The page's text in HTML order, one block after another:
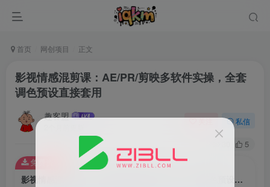
首页 网创项目 正文
影视情感混剪课：AE/PR/剪映多软件实操，全套
调色预设直接套用
趣客盟 关注 私信
5
影视情感混剪课：AE/PR/剪映多软件实操，全套调色预设直接套用
免费资源